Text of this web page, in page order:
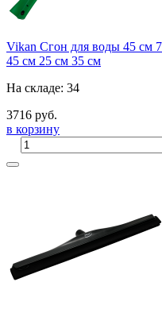
Vikan Сгон для воды 45 см
45 см 25 см 35 см
На складе: 34
3716 руб.
в корзину